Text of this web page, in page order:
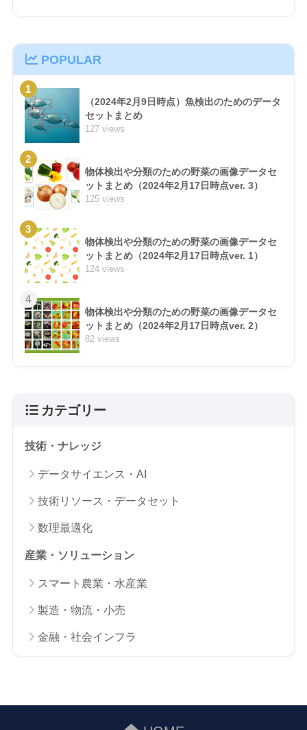
POPULAR
1
（2024年2月9日時点）魚検出のためのデータ
セットまとめ
127 views
2
物体検出や分類のための野菜の画像データセ
ットまとめ（2024年2月17日時点ver. 3）
125 views
3
物体検出や分類のための野菜の画像データセ
ットまとめ（2024年2月17日時点ver. 1）
124 views
4
物体検出や分類のための野菜の画像データセ
ットまとめ（2024年2月17日時点ver. 2）
82 views
カテゴリー
技術・ナレッジ
データサイエンス・AI
技術リソース・データセット
数理最適化
産業・ソリューション
スマート農業・水産業
製造・物流・小売
金融・社会インフラ